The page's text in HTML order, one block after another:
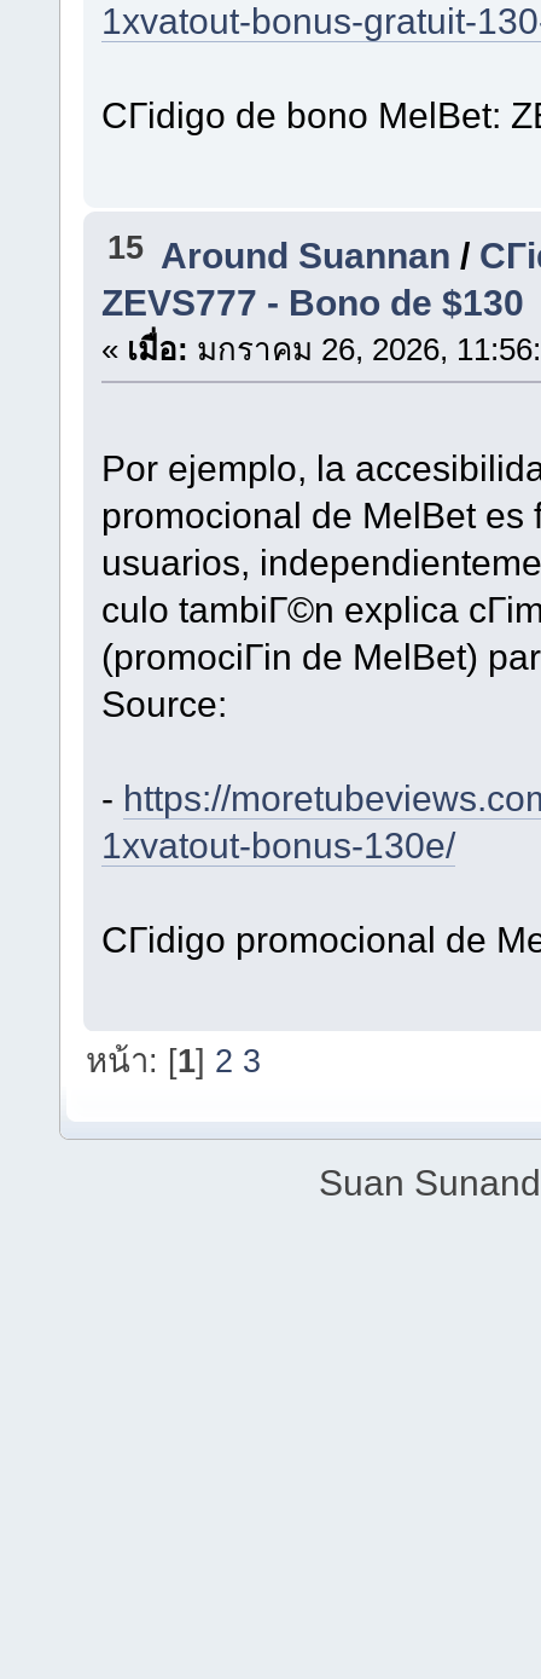
1xvatout-bonus-gratuit-
CГіdigo de bono MelBet:
15 Around Suannan /
ZEVS777 - Bono de $130
« เมื่อ: มกราคม 26, 2026,
Por ejemplo, la
promocional de MelBet
usuarios,
culo tambiГ©n explica
(promociГіn de MelBet)
Source:
- https://
1xvatout-bonus-130e/
CГіdigo promocional de
หน้า: [1] 2 3
Suan